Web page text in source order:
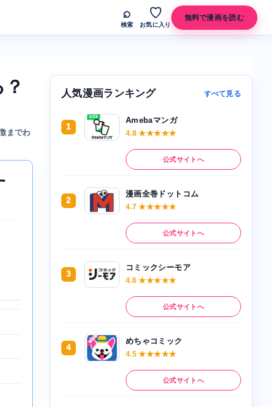
⌕
検索
♡
お気に入り
無料で漫画を読む
までわ
人気漫画ランキング すべて見る
1
Amebaマンガ
4.8 ★★★★★
公式サイトへ
2
漫画全巻ドットコム
4.7 ★★★★★
公式サイトへ
3
コミックシーモア
4.6 ★★★★★
公式サイトへ
4
めちゃコミック
4.5 ★★★★★
公式サイトへ